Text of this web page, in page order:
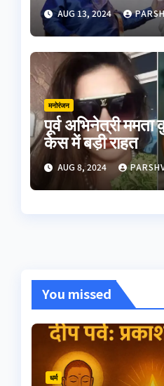
AUG 13, 2024
मनोरंजन
पूर्व अभिनेत्री
केस में बड़ी राहत
AUG 8, 2024
You missed
धर्म